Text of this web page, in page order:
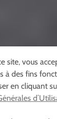
site, vous
à des fins
en cliquant